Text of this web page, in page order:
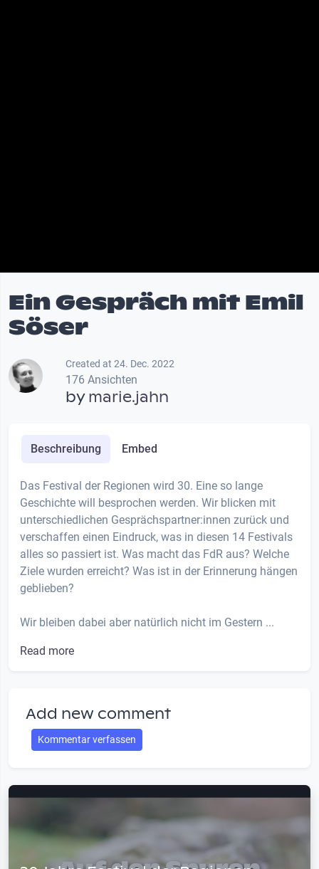
Ein Gespräch mit Emil
Söser
Created at 24. Dec. 2022
176 Ansichten
bymarie.jahn
Beschreibung Embed
Das Festival der Regionen wird 30. Eine so lange
Geschichte will besprochen werden. Wir blicken mit
unterschiedlichen Gesprächspartner:innen zurück und
verschaffen einen Eindruck, was in diesen 14 Festivals
alles so passiert ist. Was macht das FdR aus? Welche
Ziele wurden erreicht? Was ist in der Erinnerung hängen
geblieben?
Wir bleiben dabei aber natürlich nicht im Gestern ...
Read more
Add new comment
Kommentar verfassen